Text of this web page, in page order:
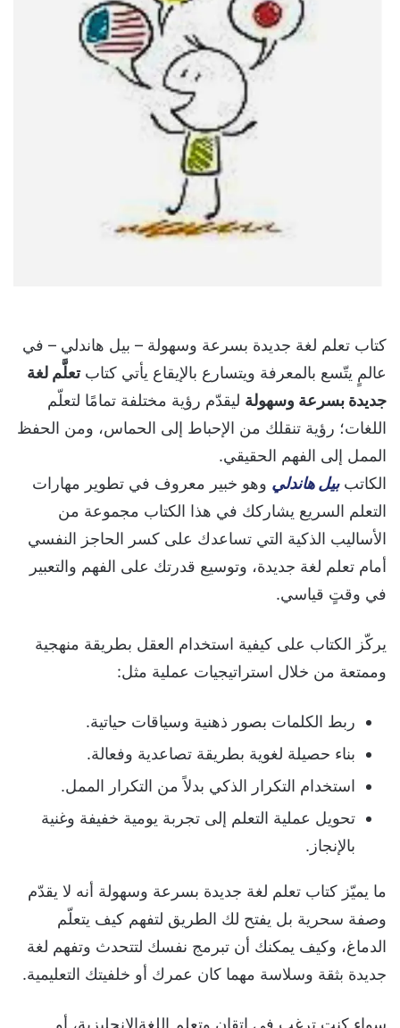
كتاب تعلم لغة جديدة بسرعة وسهولة – بيل هاندلي – في
عالمٍ يتّسع بالمعرفة ويتسارع بالإيقاع يأتي كتابتعلَّم لغة
جديدة بسرعة وسهولة ليقدّم رؤية مختلفة تمامًا لتعلّم
اللغات؛ رؤية تنقلك من الإحباط إلى الحماس، ومن الحفظ
الممل إلى الفهم الحقيقي.
الكاتببيل هاندلي وهو خبير معروف في تطوير مهارات
التعلم السريع يشاركك في هذا الكتاب مجموعة من
الأساليب الذكية التي تساعدك على كسر الحاجز النفسي
أمام تعلم لغة جديدة، وتوسيع قدرتك على الفهم والتعبير
في وقتٍ قياسي.
يركّز الكتاب على كيفية استخدام العقل بطريقة منهجية
وممتعة من خلال استراتيجيات عملية مثل:
ربط الكلمات بصور ذهنية وسياقات حياتية.
بناء حصيلة لغوية بطريقة تصاعدية وفعالة.
استخدام التكرار الذكي بدلاً من التكرار الممل.
تحويل عملية التعلم إلى تجربة يومية خفيفة وغنية
بالإنجاز.
ما يميّز كتاب تعلم لغة جديدة بسرعة وسهولة أنه لا يقدّم
وصفة سحرية بل يفتح لك الطريق لتفهم كيف يتعلّم
الدماغ، وكيف يمكنك أن تبرمج نفسك لتتحدث وتفهم لغة
جديدة بثقة وسلاسة مهما كان عمرك أو خلفيتك التعليمية.